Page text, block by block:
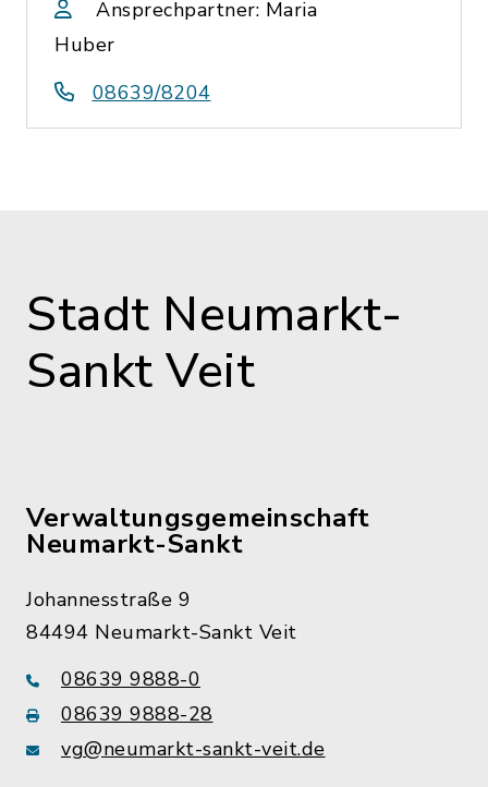
Ansprechpartner: Maria
Huber
08639/8204
Stadt Neumarkt-
Sankt Veit
Verwaltungsgemeinschaft
Neumarkt-Sankt
Johannesstraße 9
84494 Neumarkt-Sankt Veit
08639 9888-0
08639 9888-28
vg@neumarkt-sankt-veit.de